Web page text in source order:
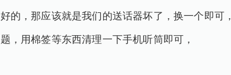
的，那应该就是我们的送话器坏了，换一个即可，
，用棉签等东西清理一下手机听筒即可，